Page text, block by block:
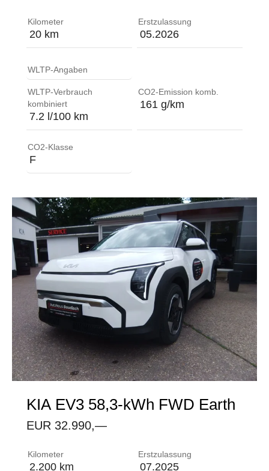
Kilometer
20 km
Erstzulassung
05.2026
WLTP-Angaben
WLTP-Verbrauch
kombiniert
7.2 l/100 km
CO2-Emission komb.
161 g/km
CO2-Klasse
F
KIA EV3 58,3-kWh FWD Earth
EUR 32.990,—
Kilometer
2.200 km
Erstzulassung
07.2025